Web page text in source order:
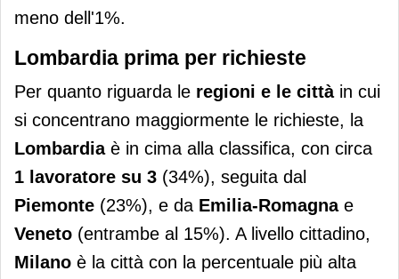
meno dell'1%.
Lombardia prima per richieste
Per quanto riguarda le regioni e le cittàin cui
si concentrano maggiormente le richieste, la
Lombardiaè in cima alla classifica, con circa
1 lavoratore su 3 (34%), seguita dal
Piemonte (23%), e da Emilia-Romagnae
Veneto (entrambe al 15%). A livello cittadino,
Milano è la città con la percentuale più alta